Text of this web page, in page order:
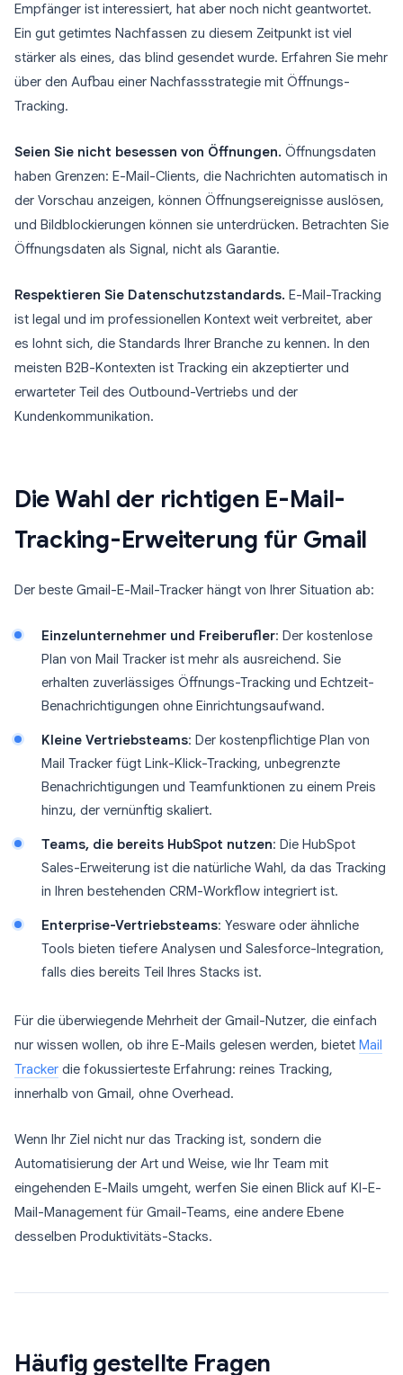
Empfänger ist interessiert, hat aber noch nicht geantwortet.
Ein gut getimtes Nachfassen zu diesem Zeitpunkt ist viel
stärker als eines, das blind gesendet wurde. Erfahren Sie mehr
über den Aufbau einer Nachfassstrategie mit Öffnungs-
Tracking.
Seien Sie nicht besessen von Öffnungen. Öffnungsdaten
haben Grenzen: E-Mail-Clients, die Nachrichten automatisch in
der Vorschau anzeigen, können Öffnungsereignisse auslösen,
und Bildblockierungen können sie unterdrücken. Betrachten Sie
Öffnungsdaten als Signal, nicht als Garantie.
Respektieren Sie Datenschutzstandards. E-Mail-Tracking
ist legal und im professionellen Kontext weit verbreitet, aber
es lohnt sich, die Standards Ihrer Branche zu kennen. In den
meisten B2B-Kontexten ist Tracking ein akzeptierter und
erwarteter Teil des Outbound-Vertriebs und der
Kundenkommunikation.
Die Wahl der richtigen E-Mail-
Tracking-Erweiterung für Gmail
Der beste Gmail-E-Mail-Tracker hängt von Ihrer Situation ab:
Einzelunternehmer und Freiberufler: Der kostenlose
Plan von Mail Tracker ist mehr als ausreichend. Sie
erhalten zuverlässiges Öffnungs-Tracking und Echtzeit-
Benachrichtigungen ohne Einrichtungsaufwand.
Kleine Vertriebsteams: Der kostenpflichtige Plan von
Mail Tracker fügt Link-Klick-Tracking, unbegrenzte
Benachrichtigungen und Teamfunktionen zu einem Preis
hinzu, der vernünftig skaliert.
Teams, die bereits HubSpot nutzen: Die HubSpot
Sales-Erweiterung ist die natürliche Wahl, da das Tracking
in Ihren bestehenden CRM-Workflow integriert ist.
Enterprise-Vertriebsteams: Yesware oder ähnliche
Tools bieten tiefere Analysen und Salesforce-Integration,
falls dies bereits Teil Ihres Stacks ist.
Für die überwiegende Mehrheit der Gmail-Nutzer, die einfach
nur wissen wollen, ob ihre E-Mails gelesen werden, bietet Mail
Tracker die fokussierteste Erfahrung: reines Tracking,
innerhalb von Gmail, ohne Overhead.
Wenn Ihr Ziel nicht nur das Tracking ist, sondern die
Automatisierung der Art und Weise, wie Ihr Team mit
eingehenden E-Mails umgeht, werfen Sie einen Blick auf KI-E-
Mail-Management für Gmail-Teams, eine andere Ebene
desselben Produktivitäts-Stacks.
Häufig gestellte Fragen